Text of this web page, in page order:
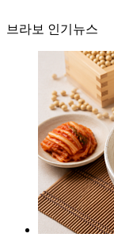
브라보 인기뉴스